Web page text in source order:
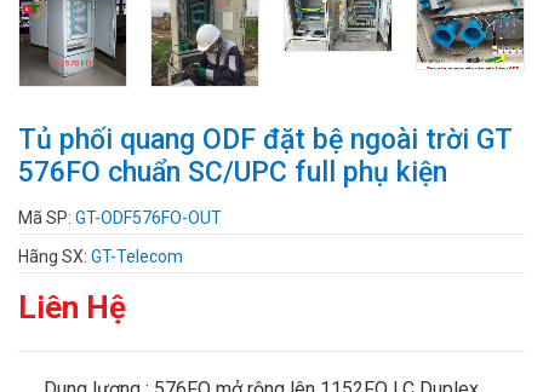
Tủ phối quang ODF đặt bệ ngoài trời GT
576FO chuẩn SC/UPC full phụ kiện
Mã SP: GT-ODF576FO-OUT
Hãng SX: GT-Telecom
Liên Hệ